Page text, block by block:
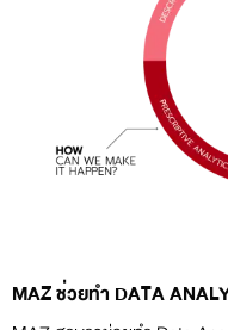
MAZ ช่วยทำ DATA